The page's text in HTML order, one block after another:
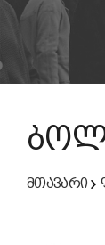
მთავარი